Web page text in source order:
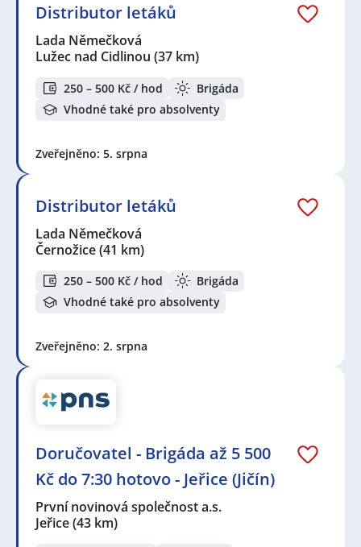
Distributor letáků
Lada Němečková
Lužec nad Cidlinou (37 km)
250 – 500 Kč / hod
Brigáda
Vhodné také pro absolventy
Zveřejněno: 5. srpna
Distributor letáků
Lada Němečková
Černožice(41 km)
250 – 500 Kč / hod
Brigáda
Vhodné také pro absolventy
Zveřejněno: 2. srpna
Doručovatel - Brigáda až 5 500
Kč do 7:30 hotovo - Jeřice (Jičín)
První novinová společnost a.s.
Jeřice(43 km)